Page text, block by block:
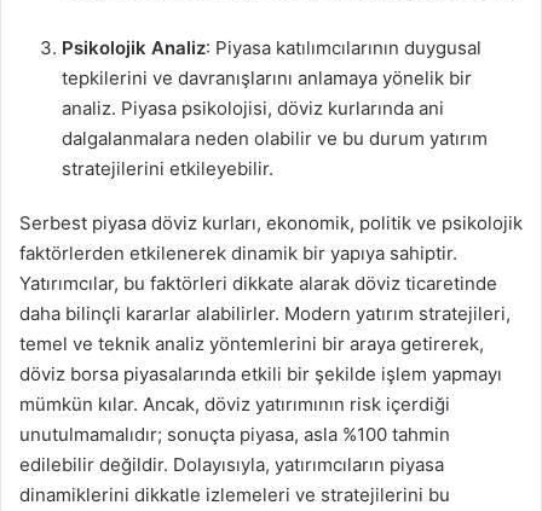
Psikolojik Analiz: Piyasa katılımcılarının duygusal
tepkilerini ve davranışlarını anlamaya yönelik bir
analiz. Piyasa psikolojisi, döviz kurlarında ani
dalgalanmalara neden olabilir ve bu durum yatırım
stratejilerini etkileyebilir.
Serbest piyasa döviz kurları, ekonomik, politik ve psikolojik
faktörlerden etkilenerek dinamik bir yapıya sahiptir.
Yatırımcılar, bu faktörleri dikkate alarak döviz ticaretinde
daha bilinçli kararlar alabilirler. Modern yatırım stratejileri,
temel ve teknik analiz yöntemlerini bir araya getirerek,
döviz borsa piyasalarında etkili bir şekilde işlem yapmayı
mümkün kılar. Ancak, döviz yatırımının risk içerdiği
unutulmamalıdır; sonuçta piyasa, asla %100 tahmin
edilebilir değildir. Dolayısıyla, yatırımcıların piyasa
dinamiklerini dikkatle izlemeleri ve stratejilerini bu